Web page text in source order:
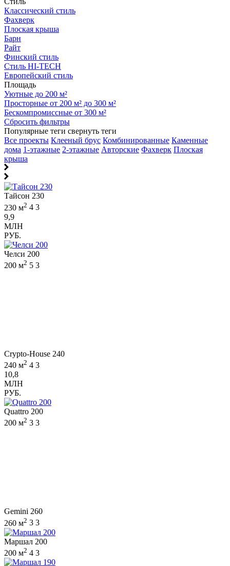
Классический стиль
Фахверк
Плоская крыша
Барн
Райт
Финский стиль
Стиль HI-TECH
Европейский стиль
Площадь
Уютные до 200 м²
Просторные от 200 м² до 300 м²
Бескомпромиссные от 300 м²
Сбросить фильтры
Популярные теги свернуть теги
Все проекты Клееный брус Комбинированные Каменные
дома 1-этажные 2-этажные Авторские Фахверк Плоская
крыша
Тайсон 230
230 м2 4 3
9,9
МЛН
РУБ.
Челси 200
200 м2 5 3
Crypto-House 240
240 м2 4 3
10,8
МЛН
РУБ.
Quattro 200
200 м2 3 3
Gemini 260
260 м2 3 3
Маршал 200
200 м2 4 3